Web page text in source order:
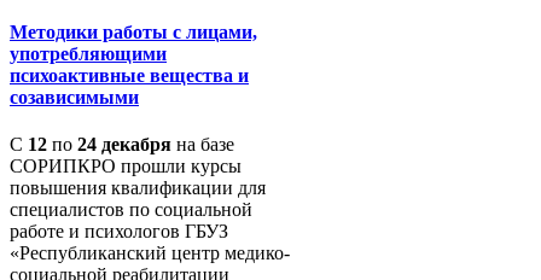
Методики работы с лицами,
употребляющими
психоактивные вещества и
созависимыми
С 12 по 24 декабря на базе
СОРИПКРО прошли курсы
повышения квалификации для
специалистов по социальной
работе и психологов ГБУЗ
«Республиканский центр медико-
социальной реабилитации